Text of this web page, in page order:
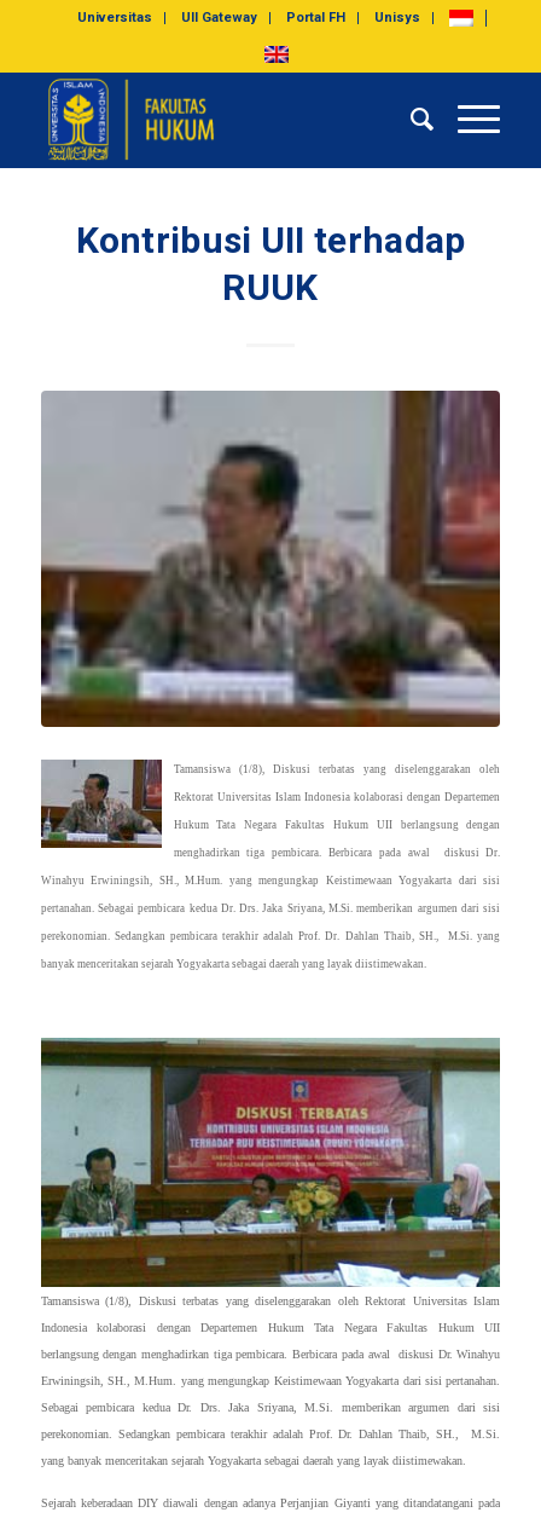
Universitas UII Gateway Portal FH Unisys
Kontribusi UII terhadap
RUUK
Tamansiswa (1/8), Diskusi terbatas yang diselenggarakan oleh
Rektorat Universitas Islam Indonesia kolaborasi dengan Departemen
Hukum Tata Negara Fakultas Hukum UII berlangsung dengan
menghadirkan tiga pembicara. Berbicara pada awal diskusi Dr.
Winahyu Erwiningsih, SH., M.Hum. yang mengungkap Keistimewaan Yogyakarta dari sisi
pertanahan. Sebagai pembicara kedua Dr. Drs. Jaka Sriyana, M.Si. memberikan argumen dari sisi
perekonomian. Sedangkan pembicara terakhir adalah Prof. Dr. Dahlan Thaib, SH., M.Si. yang
banyak menceritakan sejarah Yogyakarta sebagai daerah yang layak diistimewakan.
Tamansiswa (1/8), Diskusi terbatas yang diselenggarakan oleh Rektorat Universitas Islam
Indonesia kolaborasi dengan Departemen Hukum Tata Negara Fakultas Hukum UII
berlangsung dengan menghadirkan tiga pembicara. Berbicara pada awal diskusi Dr. Winahyu
Erwiningsih, SH., M.Hum. yang mengungkap Keistimewaan Yogyakarta dari sisi pertanahan.
Sebagai pembicara kedua Dr. Drs. Jaka Sriyana, M.Si. memberikan argumen dari sisi
perekonomian. Sedangkan pembicara terakhir adalah Prof. Dr. Dahlan Thaib, SH., M.Si.
yang banyak menceritakan sejarah Yogyakarta sebagai daerah yang layak diistimewakan.
Sejarah keberadaan DIY diawali dengan adanya Perjanjian Giyanti yang ditandatangani pada